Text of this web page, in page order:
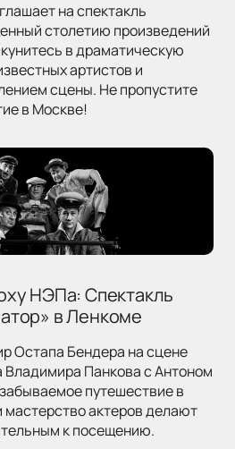
на спектакль
столетию произведений
в драматическую
артистов и
сцены. Не пропустите
в Москве!
НЭПа: Спектакль
в Ленкоме
Остапа Бендера на сцене
Панкова с Антоном
путешествие в
актеров делают
к посещению.